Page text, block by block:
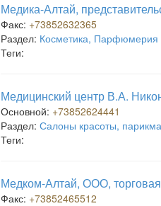
Медика-Алтай,
Факс: +73852632365
Раздел: Косметика, Парфюмерия
Теги:
Медицинский центр В.А.
Основной: +73852624441
Раздел: Салоны красоты,
Теги:
Медком-Алтай, ООО,
Факс: +73852465512